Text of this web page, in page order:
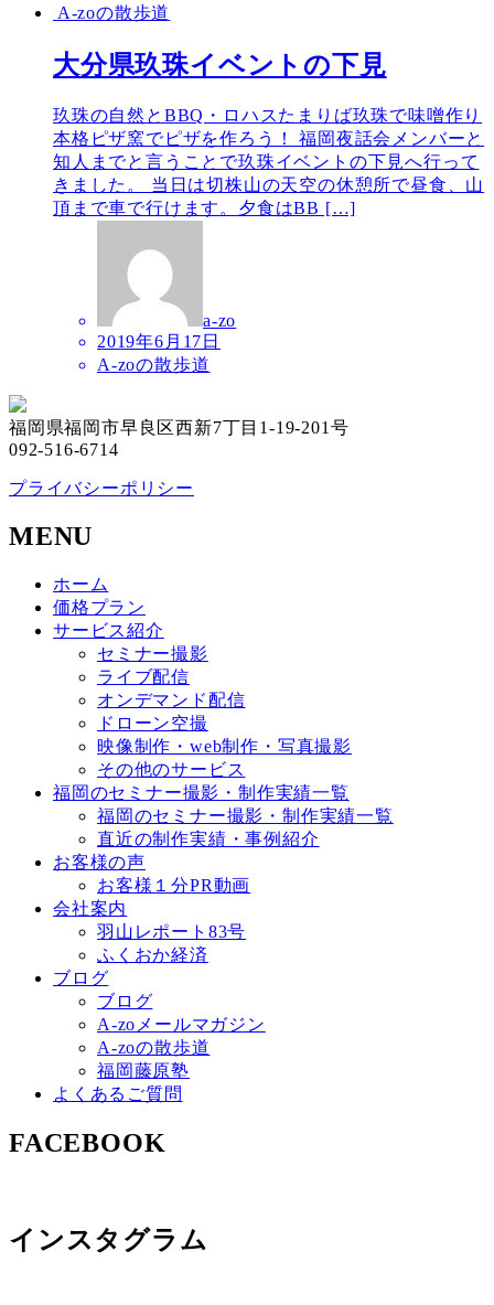
A-zoの散歩道
大分県玖珠イベントの下見
玖珠の自然とBBQ・ロハスたまりば玖珠で味噌作り
本格ピザ窯でピザを作ろう！ 福岡夜話会メンバーと
知人までと言うことで玖珠イベントの下見へ行って
きました。 当日は切株山の天空の休憩所で昼食、山
頂まで車で行けます。夕食はBB […]
a-zo
2019年6月17日
A-zoの散歩道
福岡県福岡市早良区西新7丁目1-19-201号
092-516-6714
プライバシーポリシー
MENU
ホーム
価格プラン
サービス紹介
セミナー撮影
ライブ配信
オンデマンド配信
ドローン空撮
映像制作・web制作・写真撮影
その他のサービス
福岡のセミナー撮影・制作実績一覧
福岡のセミナー撮影・制作実績一覧
直近の制作実績・事例紹介
お客様の声
お客様１分PR動画
会社案内
羽山レポート83号
ふくおか経済
ブログ
ブログ
A-zoメールマガジン
A-zoの散歩道
福岡藤原塾
よくあるご質問
FACEBOOK
インスタグラム